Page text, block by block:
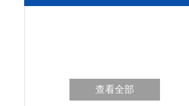
查看全部